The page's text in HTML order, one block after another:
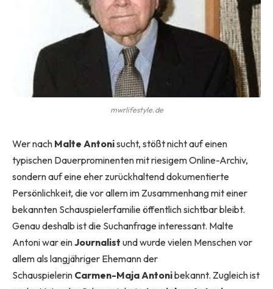
mwrlifestyle.de
Wer nach Malte Antonisucht, stößt nicht auf einen
typischen Dauerprominenten mit riesigem Online-Archiv,
sondern auf eine eher zurückhaltend dokumentierte
Persönlichkeit, die vor allem im Zusammenhang mit einer
bekannten Schauspielerfamilie öffentlich sichtbar bleibt.
Genau deshalb ist die Suchanfrage interessant. Malte
Antoni war einJournalist und wurde vielen Menschen vor
allem als langjähriger Ehemann der
Schauspielerin Carmen-Maja Antonibekannt. Zugleich ist